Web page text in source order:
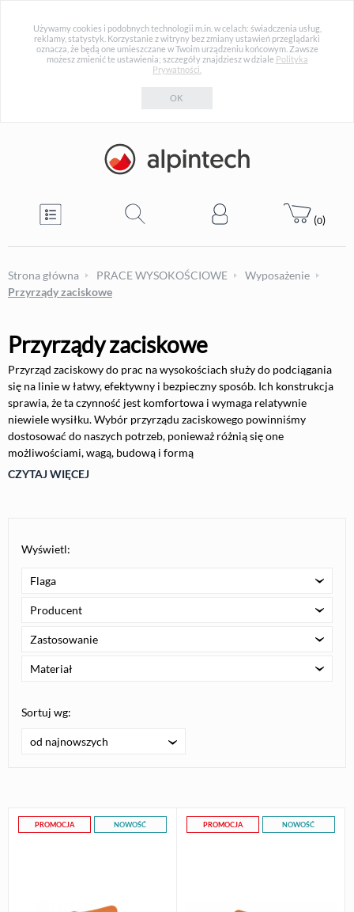
Używamy cookies i podobnych technologii m.in. w celach: świadczenia usług,
reklamy, statystyk. Korzystanie z witryny bez zmiany ustawień przeglądarki
oznacza, że będą one umieszczane w Twoim urządzeniu końcowym. Zawsze
możesz zmienić te ustawienia; szczegóły znajdziesz w dziale Polityka
Prywatności.
OK
(0)
Strona główna PRACE WYSOKOŚCIOWE
Wyposażenie
Przyrządy zaciskowe
Przyrządy zaciskowe
Przyrząd zaciskowy do prac na wysokościach służy do podciągania
się na linie w łatwy, efektywny i bezpieczny sposób. Ich konstrukcja
sprawia, że ta czynność jest komfortowa i wymaga relatywnie
niewiele wysiłku. Wybór przyrządu zaciskowego powinniśmy
dostosować do naszych potrzeb, ponieważ różnią się one
możliwościami, wagą, budową i formą
CZYTAJ WIĘCEJ
Wyświetl:
Flaga
Producent
Zastosowanie
Materiał
Sortuj wg:
od najnowszych
PROMOCJA NOWOŚĆ PROMOCJA NOWOŚĆ